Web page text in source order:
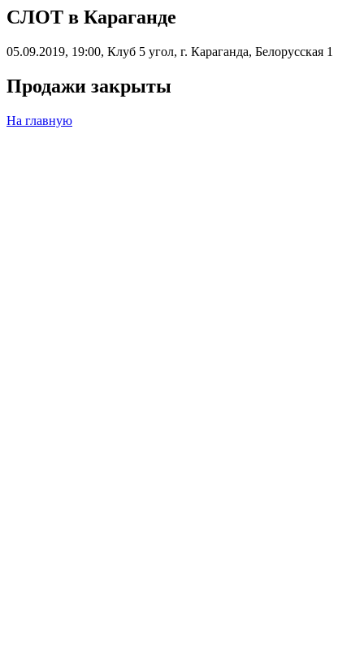
CЛОТ в Караганде
05.09.2019, 19:00, Клуб 5 угол, г. Караганда, Белорусская 1
Продажи закрыты
На главную